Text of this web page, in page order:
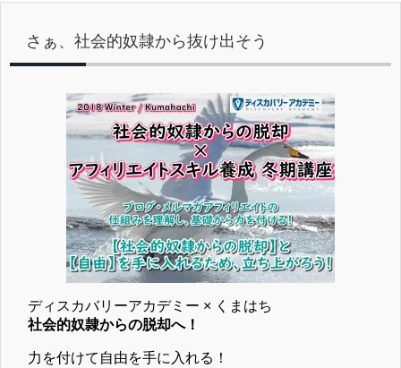
さぁ、社会的奴隷から抜け出そう
ディスカバリーアカデミー × くまはち
社会的奴隷からの脱却へ！
力を付けて自由を手に入れる！